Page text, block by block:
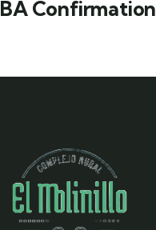
BA Confirmation